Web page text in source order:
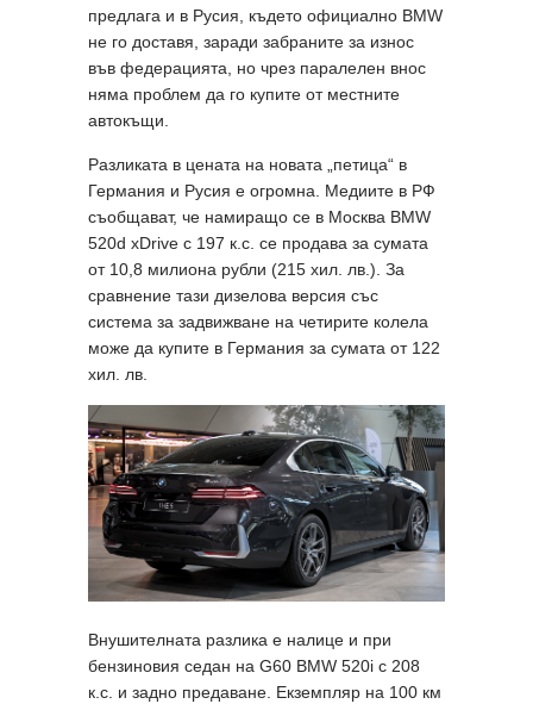
предлага и в Русия, където официално BMW
не го доставя, заради забраните за износ
във федерацията, но чрез паралелен внос
няма проблем да го купите от местните
автокъщи.
Разликата в цената на новата „петица“ в
Германия и Русия е огромна. Медиите в РФ
съобщават, че намиращо се в Москва BMW
520d xDrive с 197 к.с. се продава за сумата
от 10,8 милиона рубли (215 хил. лв.). За
сравнение тази дизелова версия със
система за задвижване на четирите колела
може да купите в Германия за сумата от 122
хил. лв.
Внушителната разлика е налице и при
бензиновия седан на G60 BMW 520i с 208
к.с. и задно предаване. Екземпляр на 100 км